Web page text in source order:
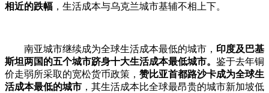
相近的跌幅 ，生活成本与乌克兰城市基辅不相上下。
南亚城市继续成为全球生活成本最低的城市， 印度及巴基
斯坦两国的五个城市跻身十大生活成本最低城市。 鉴于去年铜
价走弱所采取的宽松货币政策， 赞比亚首都路沙卡成为全球生
活成本最低的城市 ，其生活成本比全球最昂贵的城市新加坡低